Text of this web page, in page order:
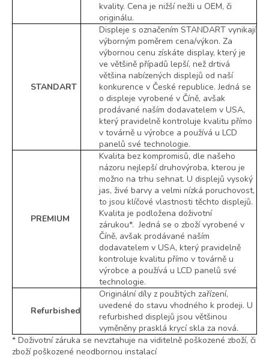
kvality. Cena je nižší nežli u OEM, či
originálu.
STANDART
Displeje s označením STANDART vynikají
výborným poměrem cena/výkon. Za
výbornou cenu získáte display, který je
ve většině případů lepší, než drtivá
většina nabízených displejů od naší
konkurence v České republice. Jedná se
o displeje vyrobené v Číně, avšak
prodávané naším dodavatelem v USA,
který pravidelně kontroluje kvalitu přímo
v továrně u výrobce a používá u LCD
panelů své technologie.
PREMIUM
Kvalita bez kompromisů, dle našeho
názoru nejlepší druhovýroba, kterou je
možno na trhu sehnat. U displejů vysoký
jas, živé barvy a velmi nízká poruchovost,
to jsou klíčové vlastnosti těchto displejů.
Kvalita je podložena doživotní
zárukou*. Jedná se o zboží vyrobené v
Číně, avšak prodávané naším
dodavatelem v USA, který pravidelně
kontroluje kvalitu přímo v továrně u
výrobce a používá u LCD panelů své
technologie.
Refurbished
Originální díly z použitých zařízení,
uvedené do stavu vhodného k prodeji. U
refurbished displejů jsou většinou
vyměněny prasklá krycí skla za nová.
* Doživotní záruka se nevztahuje na viditelně poškozené zboží, či
zboží poškozené neodbornou instalací